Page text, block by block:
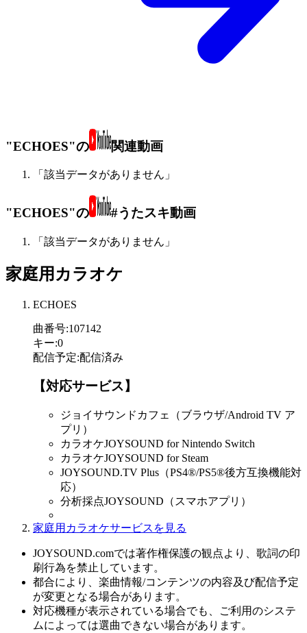
"ECHOES"の 関連動画
「該当データがありません」
"ECHOES"の #うたスキ動画
「該当データがありません」
家庭用カラオケ
ECHOES
曲番号:107142
キー:0
配信予定:配信済み
【対応サービス】
ジョイサウンドカフェ（ブラウザ/Android TV ア
プリ）
カラオケJOYSOUND for Nintendo Switch
カラオケJOYSOUND for Steam
JOYSOUND.TV Plus（PS4®/PS5®後方互換機能対
応）
分析採点JOYSOUND（スマホアプリ）
家庭用カラオケサービスを見る
JOYSOUND.comでは著作権保護の観点より、歌詞の印
刷行為を禁止しています。
都合により、楽曲情報/コンテンツの内容及び配信予定
が変更となる場合があります。
対応機種が表示されている場合でも、ご利用のシステ
ムによっては選曲できない場合があります。